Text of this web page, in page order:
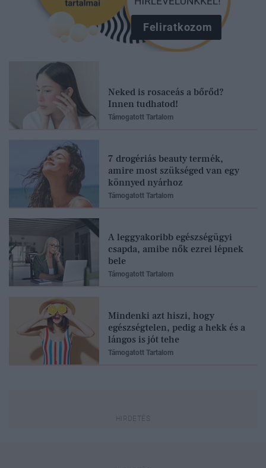
Feliratkozom
Neked is rosaceás a bőrőd?
Innen tudhatod!
Támogatott Tartalom
7 drogériás beauty termék,
amire most szükséged van egy
könnyed nyárhoz
Támogatott Tartalom
A leggyakoribb egészségügyi
csapda, amibe nők ezrei lépnek
bele
Támogatott Tartalom
Mindenki azt hiszi, hogy
egészségtelen, pedig a hekk és a
lángos is jót tehe
Támogatott Tartalom